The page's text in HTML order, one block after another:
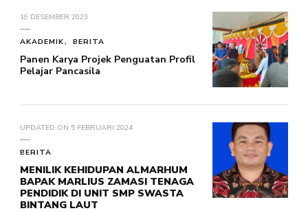
19 DESEMBER 2023
AKADEMIK BERITA
Panen Karya Projek Penguatan Profil
Pelajar Pancasila
UPDATED ON 5 FEBRUARI 2024
BERITA
MENILIK KEHIDUPAN ALMARHUM
BAPAK MARLIUS ZAMASI TENAGA
PENDIDIK DI UNIT SMP SWASTA
BINTANG LAUT